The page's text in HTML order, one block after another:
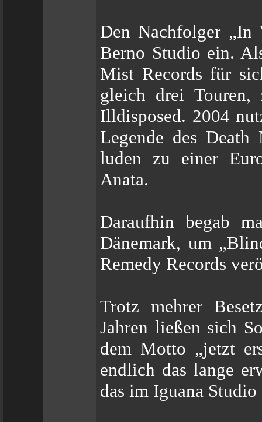
Den Nachfolger „In
Berno Studio ein.
Mist Records für
gleich drei
Illdisposed. 2004
Legende des
luden zu einer
Anata.
Daraufhin begab
Dänemark, um
Remedy Records
Trotz mehrer
Jahren ließen sich
dem Motto „jetzt
endlich das lange
das im Iguana